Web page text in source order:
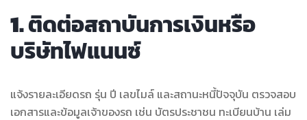
1.ติดต่อสถาบันการเงินหรือ
บริษัทไฟแนนซ์
แจ้งรายละเอียดรถ รุ่น ปี เลขไมล์ และสถานะหนี้ปัจจุบัน ตรวจสอบ
เอกสารและข้อมูลเจ้าของรถ เช่น บัตรประชาชน ทะเบียนบ้าน เล่ม